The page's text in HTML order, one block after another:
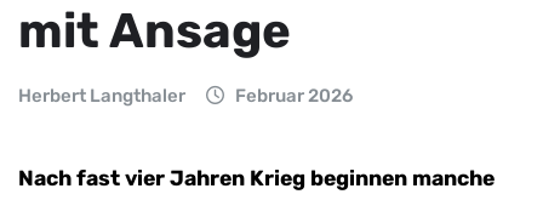
mit Ansage
Herbert Langthaler Februar 2026
Nach fast vier Jahren Krieg beginnen manche